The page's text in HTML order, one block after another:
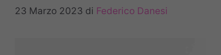
23 Marzo 2023 di Federico Danesi